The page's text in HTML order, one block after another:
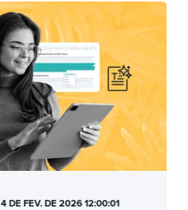
4 DE FEV. DE 2026 12:00:01